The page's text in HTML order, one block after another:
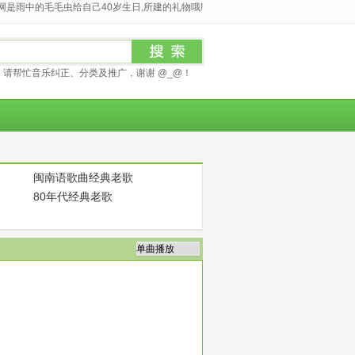
是雨中的毛毛虫给自己40岁生日,所建的礼物哦!
帮忙音乐纠正、分类及推广，谢谢 @_@！
闽南语歌曲经典老歌
80年代经典老歌